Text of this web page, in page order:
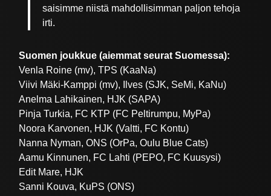
saisimme niistä mahdollisimman paljon tehoja
irti.
Suomen joukkue (aiemmat seurat Suomessa):
Venla Roine (mv), TPS (KaaNa)
Viivi Mäki-Kamppi (mv), Ilves (SJK, SeMi, KaNu)
Anelma Lahikainen, HJK (SAPA)
Pinja Turkia, FC KTP (FC Peltirumpu, MyPa)
Noora Karvonen, HJK (Valtti, FC Kontu)
Nanna Nyman, ONS (OrPa, Oulu Blue Cats)
Aamu Kinnunen, FC Lahti (PEPO, FC Kuusysi)
Edit Mare, HJK
Sanni Kouva, KuPS (ONS)